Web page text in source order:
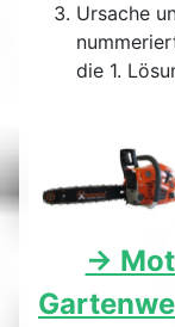
Ursache
die 1.
->